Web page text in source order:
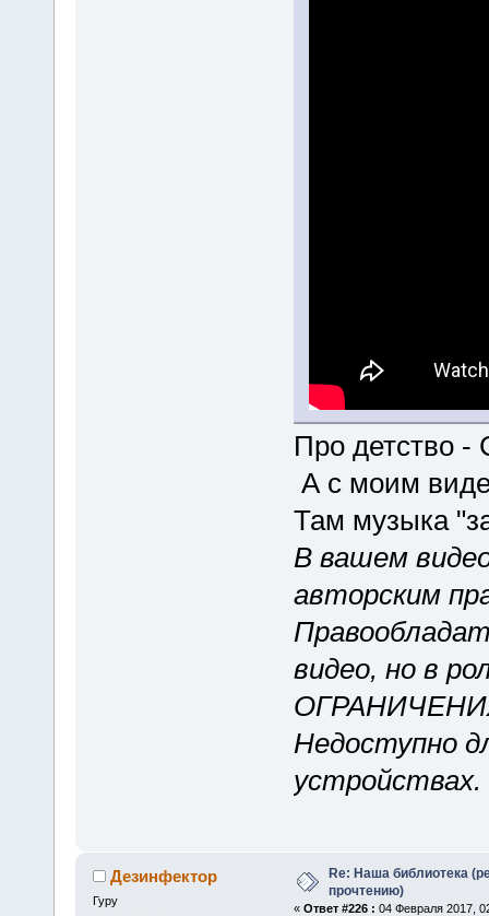
Про детство
А с моим
Там музыка
В вашем
авторским
видео, но в
Недоступно
устройствах.
Дезинфектор
Гуру
Re: Наша библиотека
прочтению)
« Ответ #226 : 04 Февраля 2017,